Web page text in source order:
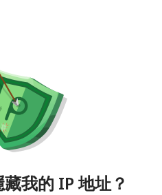
我的 IP 地址？